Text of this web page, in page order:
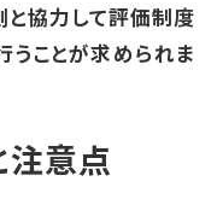
協力して評価制度
ことが求められま
注意点